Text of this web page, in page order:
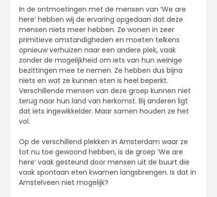
In de ontmoetingen met de mensen van ‘We are
here’ hebben wij de ervaring opgedaan dat deze
mensen niets meer hebben. Ze wonen in zeer
primitieve omstandigheden en moeten telkens
opnieuw verhuizen naar een andere plek, vaak
zonder de mogelijkheid om iets van hun weinige
bezittingen mee te nemen. Ze hebben dus bijna
niets en wat ze kunnen eten is heel beperkt.
Verschillende mensen van deze groep kunnen niet
terug naar hun land van herkomst. Bij anderen ligt
dat iets ingewikkelder. Maar samen houden ze het
vol.
Op de verschillend plekken in Amsterdam waar ze
tot nu toe gewoond hebben, is de groep ‘We are
here’ vaak gesteund door mensen uit de buurt die
vaak spontaan eten kwamen langsbrengen. Is dat in
Amstelveen niet mogelijk?